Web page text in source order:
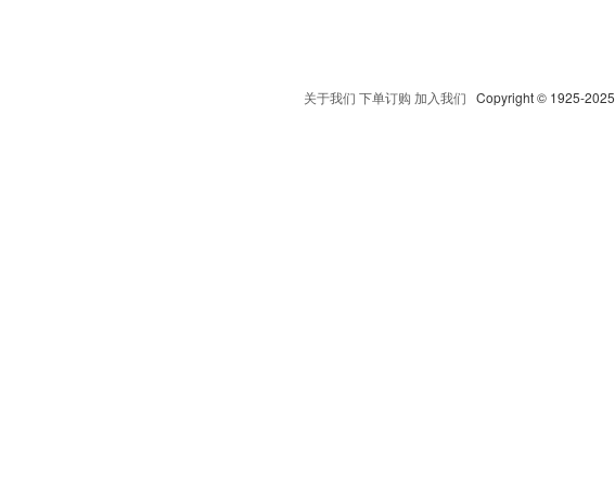
关于我们 下单订购 加入我们 Copyright © 1925-2025